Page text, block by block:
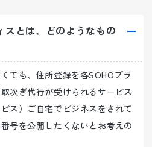
スとは、どのようなもの
ても、住所登録を各SOHOプラ
次ぎ代行が受けられるサービス
ス）ご自宅でビジネスをされて
号を公開したくないとお考えの